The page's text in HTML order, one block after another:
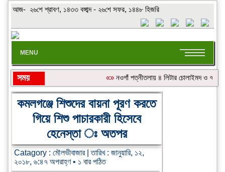
আজ- ২৬শে শ্রাবণ, ১৪৩৩ বঙ্গাব্দ - ২৬শে সফর, ১৪৪৮ হিজরি
MENU
সময়
শিরোনাম:
«»নওগাঁ পত্নীতলায় ৪ লিটার চোলাইমদ ও ৭০
কমলগঞ্জে শিশুদের বায়না পূরণ করতে
গিয়ে শিশু পাচারকারী হিসেবে
হেনেস্তা ঃ অতপর
Catagory :মৌলভীবাজার| তারিখ : জানুয়ারি, ১২,
২০১৮, ৬:৪৭ অপরাহ্ণ • ১ বার পঠিত